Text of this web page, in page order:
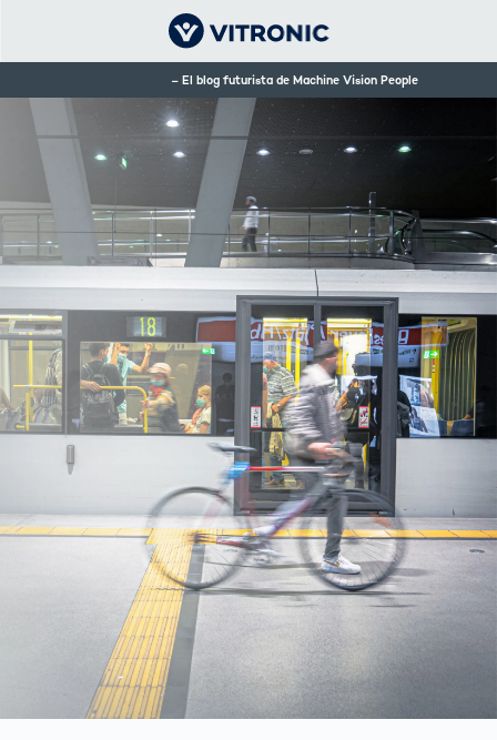
El blog futurista de Machine Vision People